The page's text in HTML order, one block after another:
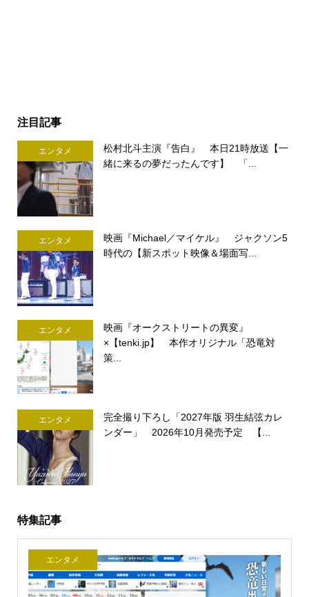
注目記事
エンタメ
松村北斗主演『告白』 本日21時放送【一
緒に来るの夢だったんです】 「...
エンタメ
映画『Michael／マイケル』 ジャクソン5
時代の【新スポット映像＆場面写...
エンタメ
映画『オークストリートの異変』
×【tenki.jp】 本作オリジナル「恐竜対
策...
エンタメ
完全撮り下ろし「2027年版 羽生結弦カレ
ンダー」 2026年10月発売予定 【...
特集記事
エンタメ